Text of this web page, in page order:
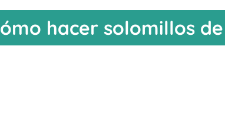
hacer solomillos